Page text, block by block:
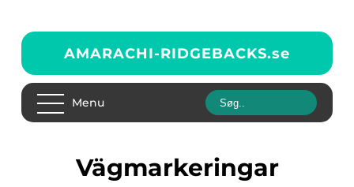
AMARACHI-RIDGEBACKS.se
Menu
vägmarkeringar